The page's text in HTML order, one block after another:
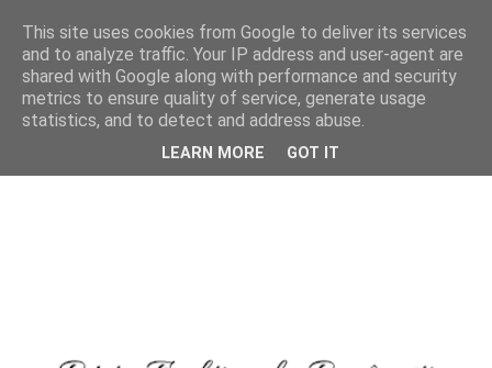
This site uses cookies from Google to deliver its services
and to analyze traffic. Your IP address and user-agent are
shared with Google along with performance and security
metrics to ensure quality of service, generate usage
statistics, and to detect and address abuse.
LEARN MORE GOT IT